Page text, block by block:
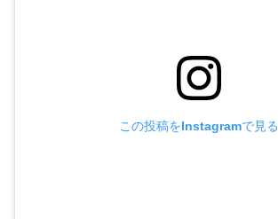
この投稿をInstagramで見る